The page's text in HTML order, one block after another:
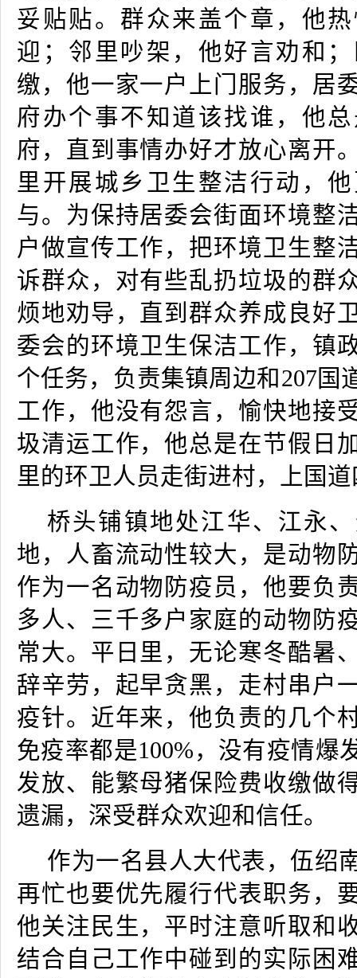
妥贴贴。群众来盖个章，他
迎；邻里吵架，他好言劝和
缴，他一家一户上门服务，居
府办个事不知道该找谁，他
府，直到事情办好才放心离开
里开展城乡卫生整洁行动，
与。为保持居委会街面环境整
户做宣传工作，把环境卫生整
诉群众，对有些乱扔垃圾的群
烦地劝导，直到群众养成良好
委会的环境卫生保洁工作，镇
个任务，负责集镇周边和 207国
工作，他没有怨言，愉快地接
圾清运工作，他总是在节假日
里的环卫人员走街进村，上国
桥头铺镇地处江华、江永
地，人畜流动性较大，是动物
作为一名动物防疫员，他要负
多人、三千多户家庭的动物防
常大。平日里，无论寒冬酷暑
辞辛劳，起早贪黑，走村串户
疫针。近年来，他负责的几个
免疫率都是100% ，没有疫情爆
发放、能繁母猪保险费收缴做
遗漏，深受群众欢迎和信任。
作为一名县人大代表，伍绍
再忙也要优先履行代表职务，
他关注民生，平时注意听取和
结合自己工作中碰到的实际困